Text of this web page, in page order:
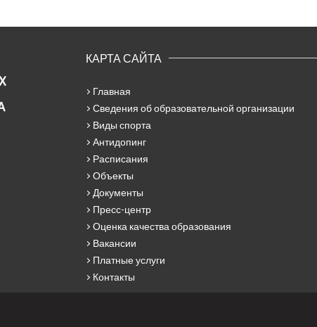
КАРТА САЙТА
Главная
Сведения об образовательной организации
Виды спорта
Антидопинг
Расписания
Объекты
Документы
Пресс-центр
Оценка качества образования
Вакансии
Платные услуги
Контакты